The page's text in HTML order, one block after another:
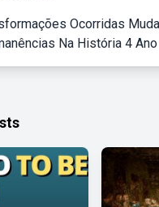
Ocorridas
Na História 4